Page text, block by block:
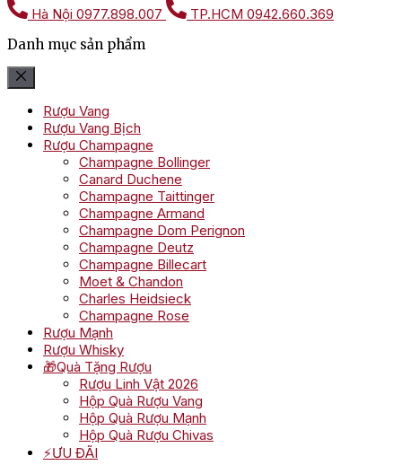
Hà Nội 0977.898.007 TP.HCM 0942.660.369
Danh mục sản phẩm
Rượu Vang
Rượu Vang Bịch
Rượu Champagne
Champagne Bollinger
Canard Duchene
Champagne Taittinger
Champagne Armand
Champagne Dom Perignon
Champagne Deutz
Champagne Billecart
Moet & Chandon
Charles Heidsieck
Champagne Rose
Rượu Mạnh
Rượu Whisky
🎁Quà Tặng Rượu
Rượu Linh Vật 2026
Hộp Quà Rượu Vang
Hộp Quà Rượu Mạnh
Hộp Quà Rượu Chivas
⚡ƯU ĐÃI